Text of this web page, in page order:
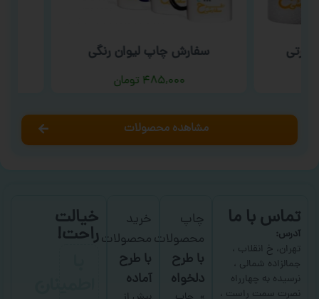
سفارش چاپ لیوان رنگی
۴۸۵,۰۰۰تومان
مشاهده محصولات
تماس با ما
آدرس:
تهران، خ انقلاب ،
جمالزاده شمالی ،
نرسیده به چهارراه
نصرت سمت راست ،
چاپ
محصولات
با طرح
دلخواه
خرید
محصولات
با طرح
آماده
خیالت
راحت!